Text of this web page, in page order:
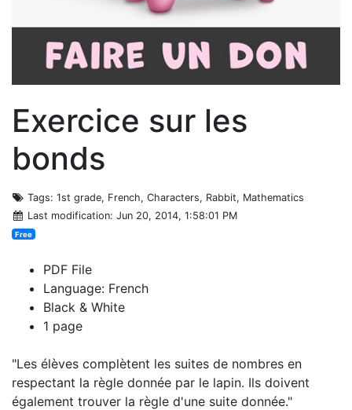
Exercice sur les
bonds
Tags: 1st grade, French, Characters, Rabbit, Mathematics
Last modification: Jun 20, 2014, 1:58:01 PM
Free
PDF File
Language: French
Black & White
1 page
"Les élèves complètent les suites de nombres en
respectant la règle donnée par le lapin. Ils doivent
également trouver la règle d'une suite donnée."